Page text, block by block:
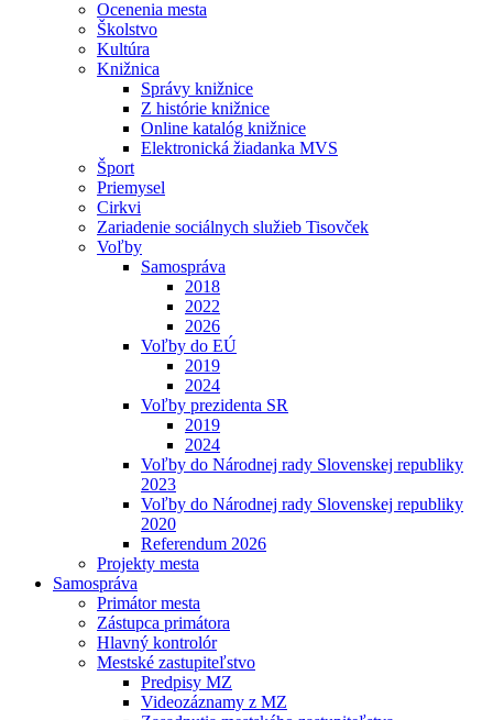
Ocenenia mesta
Školstvo
Kultúra
Knižnica
Správy knižnice
Z histórie knižnice
Online katalóg knižnice
Elektronická žiadanka MVS
Šport
Priemysel
Cirkvi
Zariadenie sociálnych služieb Tisovček
Voľby
Samospráva
2018
2022
2026
Voľby do EÚ
2019
2024
Voľby prezidenta SR
2019
2024
Voľby do Národnej rady Slovenskej republiky
2023
Voľby do Národnej rady Slovenskej republiky
2020
Referendum 2026
Projekty mesta
Samospráva
Primátor mesta
Zástupca primátora
Hlavný kontrolór
Mestské zastupiteľstvo
Predpisy MZ
Videozáznamy z MZ